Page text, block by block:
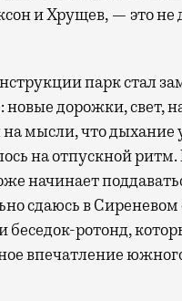
и Хрущев, — это не
парк стал
новые дорожки, свет,
на мысли, что дыхание
на отпускной ритм.
начинает
сдаюсь в Сиреневом
беседок-ротонд,
впечатление